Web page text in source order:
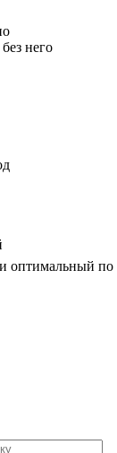
него
оптимальный по